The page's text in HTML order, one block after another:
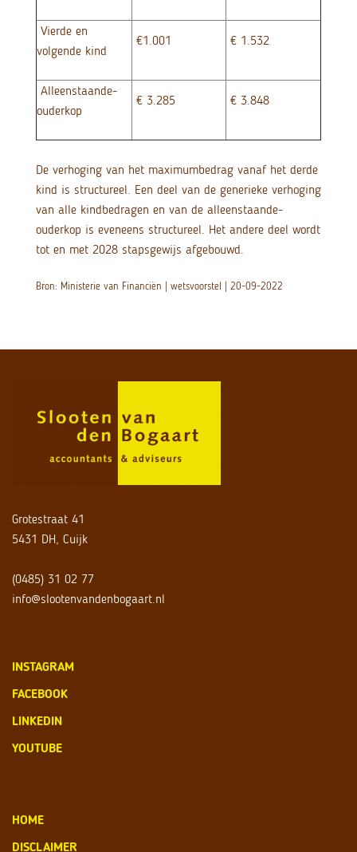
Vierde en
volgende kind
€1.001 € 1.532
Alleenstaande-
ouderkop
€ 3.285 € 3.848
De verhoging van het maximumbedrag vanaf het derde
kind is structureel. Een deel van de generieke verhoging
van alle kindbedragen en van de alleenstaande-
ouderkop is eveneens structureel. Het andere deel wordt
tot en met 2028 stapsgewijs afgebouwd.
Bron: Ministerie van Financiën | wetsvoorstel | 20-09-2022
Grotestraat 41
5431 DH, Cuijk
(0485) 31 02 77
info@slootenvandenbogaart.nl
INSTAGRAM
FACEBOOK
LINKEDIN
YOUTUBE
HOME
DISCLAIMER